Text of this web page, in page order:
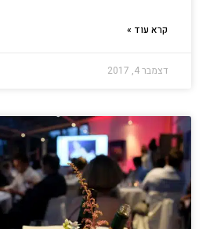
קרא עוד »
דצמבר 4, 2017